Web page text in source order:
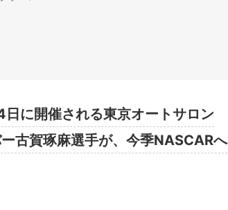
に開催される東京オートサロン
古賀琢麻選手が、今季NASCARへ